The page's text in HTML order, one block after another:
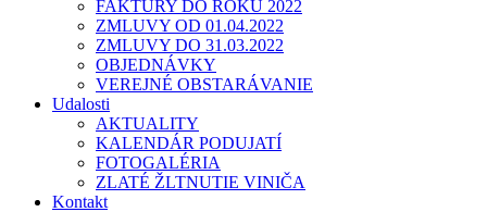
FAKTÚRY DO ROKU 2022
ZMLUVY OD 01.04.2022
ZMLUVY DO 31.03.2022
OBJEDNÁVKY
VEREJNÉ OBSTARÁVANIE
Udalosti
AKTUALITY
KALENDÁR PODUJATÍ
FOTOGALÉRIA
ZLATÉ ŽLTNUTIE VINIČA
Kontakt